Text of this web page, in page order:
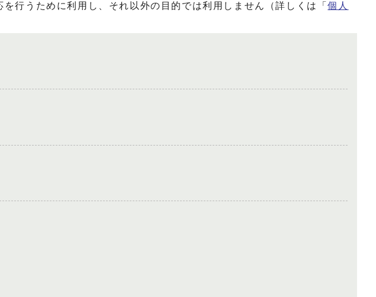
行うために利用し、それ以外の目的では利用しません（詳しくは「個人